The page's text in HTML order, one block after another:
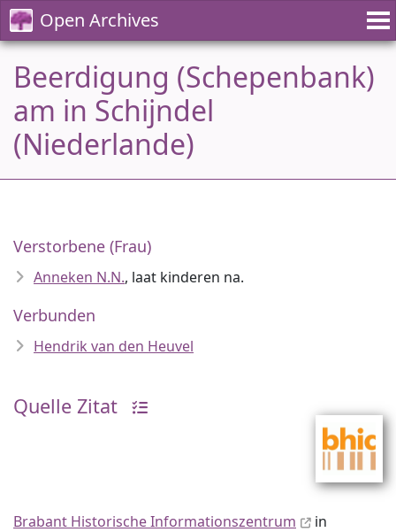
Open Archives
Beerdigung (Schepenbank)
am in Schijndel
(Niederlande)
Verstorbene (Frau)
Anneken N.N., laat kinderen na.
Verbunden
Hendrik van den Heuvel
Quelle Zitat
Brabant Historische Informationszentrum
in